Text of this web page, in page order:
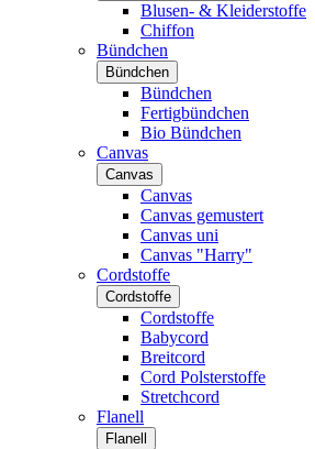
Blusen- & Kleiderstoffe
Chiffon
Bündchen
Bündchen
Bündchen
Fertigbündchen
Bio Bündchen
Canvas
Canvas
Canvas
Canvas gemustert
Canvas uni
Canvas "Harry"
Cordstoffe
Cordstoffe
Cordstoffe
Babycord
Breitcord
Cord Polsterstoffe
Stretchcord
Flanell
Flanell